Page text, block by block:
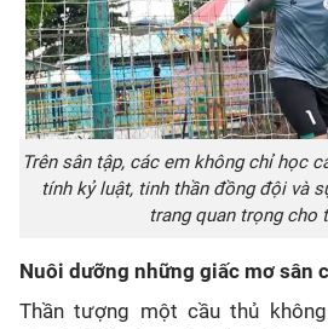
Trên sân tập, các em không chỉ học
tính kỷ luật, tinh thần đồng đội và
trang quan trọng cho
Nuôi dưỡng những giấc mơ sân
Thần tượng một cầu thủ